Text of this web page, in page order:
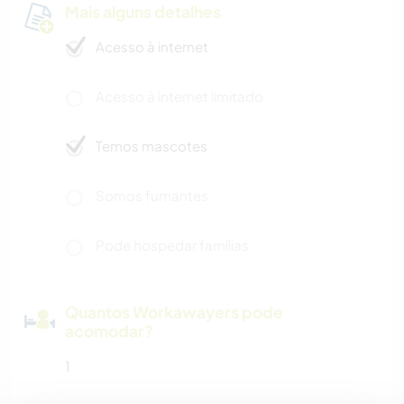
Mais alguns detalhes
Acesso à internet
Temos mascotes
Quantos Workawayers pode
acomodar?
1